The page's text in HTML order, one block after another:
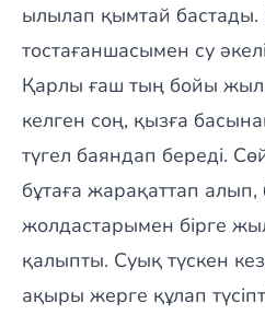
ылылап қымтай бастады.
тостағаншасымен су
Қарлы ғаш тың бойы
келген соң, қызға
түгел баяндап береді.
бұтаға жарақаттап алып,
жолдастарымен бірге
қалыпты. Суық түскен
ақыры жерге құлап